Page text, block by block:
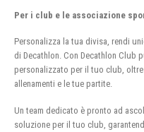
Per i club e le associazione
Personalizza la tua divisa, rendi
di Decathlon. Con Decathlon Club
personalizzato per il tuo club,
allenamenti e le tue partite.
Un team dedicato è pronto ad
soluzione per il tuo club,